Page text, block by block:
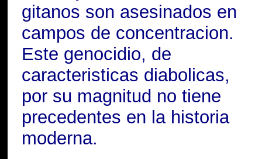
gitanos son asesinados en
campos de concentracion.
Este genocidio, de
caracteristicas diabolicas,
por su magnitud no tiene
precedentes en la historia
moderna.